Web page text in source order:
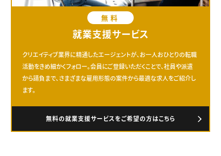
無料
就業支援サービス
クリエイティブ業界に精通したエージェントが、お一人おひとりの転職
活動をきめ細かくフォロー。会員にご登録いただくことで、社員や派遣
から請負まで、さまざまな雇用形態の案件から最適な求人をご紹介し
ます。
無料の就業支援サービスをご希望の方はこちら